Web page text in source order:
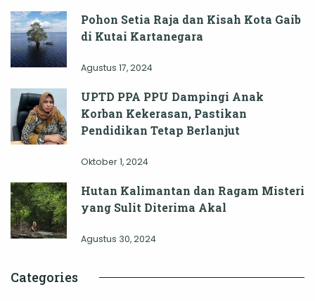
Pohon Setia Raja dan Kisah Kota Gaib
di Kutai Kartanegara
Agustus 17, 2024
UPTD PPA PPU Dampingi Anak
Korban Kekerasan, Pastikan
Pendidikan Tetap Berlanjut
Oktober 1, 2024
Hutan Kalimantan dan Ragam Misteri
yang Sulit Diterima Akal
Agustus 30, 2024
Categories